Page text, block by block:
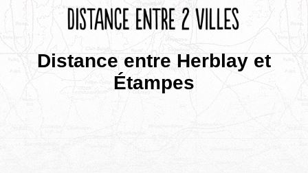
Distance entre Herblay et
Étampes